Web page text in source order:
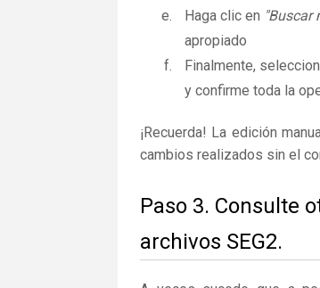
Haga clic en "Buscar
apropiado
Finalmente,
y confirme toda la
¡Recuerda! La edición
cambios realizados sin el
Paso 3. Consulte
archivos SEG2.